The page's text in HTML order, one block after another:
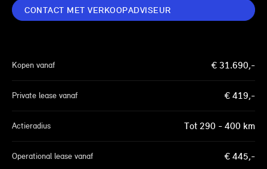
CONTACT MET VERKOOPADVISEUR
Kopen vanaf € 31.690,-
Private lease vanaf € 419,-
Actieradius Tot 290 - 400 km
Operational lease vanaf € 445,-